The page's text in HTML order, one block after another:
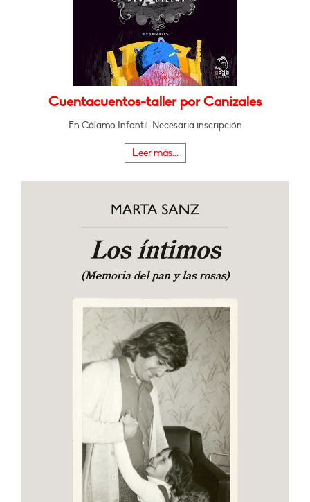
Cuentacuentos-taller por Canizales
En Cálamo Infantil. Necesaria inscripción
Leer más...